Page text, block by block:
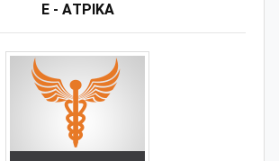
Ε - ΑΤΡΙΚΑ